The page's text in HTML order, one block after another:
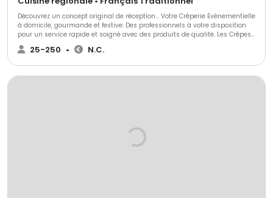
Découvrez un concept original de réception... Votre Crêperie Evènementielle
à domicile, gourmande et festive: Des professionnels à votre disposition
pour un service rapide et soigné avec des produits de qualité. Les Crêpes
Buissonnières mêlent les saveurs Bretonnes et les saveurs Provençales,
Tradition et Originalité. Nous confectionnons devant vous des Galettes de
25-250 • N.C.